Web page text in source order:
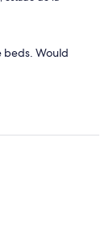
beds. Would